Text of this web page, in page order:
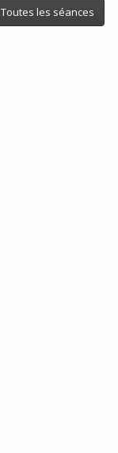
Toutes les séances